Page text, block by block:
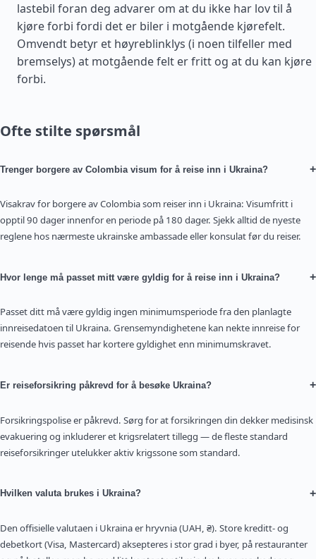
lastebil foran deg advarer om at du ikke har lov til å
kjøre forbi fordi det er biler i motgående kjørefelt.
Omvendt betyr et høyreblinklys (i noen tilfeller med
bremselys) at motgående felt er fritt og at du kan kjøre
forbi.
Ofte stilte spørsmål
Trenger borgere av Colombia visum for å reise inn i Ukraina? +
Visakrav for borgere av Colombia som reiser inn i Ukraina: Visumfritt i
opptil 90 dager innenfor en periode på 180 dager. Sjekk alltid de nyeste
reglene hos nærmeste ukrainske ambassade eller konsulat før du reiser.
Hvor lenge må passet mitt være gyldig for å reise inn i Ukraina? +
Passet ditt må være gyldig ingen minimumsperiode fra den planlagte
innreisedatoen til Ukraina. Grensemyndighetene kan nekte innreise for
reisende hvis passet har kortere gyldighet enn minimumskravet.
Er reiseforsikring påkrevd for å besøke Ukraina? +
Forsikringspolise er påkrevd. Sørg for at forsikringen din dekker medisinsk
evakuering og inkluderer et krigsrelatert tillegg — de fleste standard
reiseforsikringer utelukker aktiv krigssone som standard.
Hvilken valuta brukes i Ukraina? +
Den offisielle valutaen i Ukraina er hryvnia (UAH, ₴). Store kreditt- og
debetkort (Visa, Mastercard) aksepteres i stor grad i byer, på restauranter